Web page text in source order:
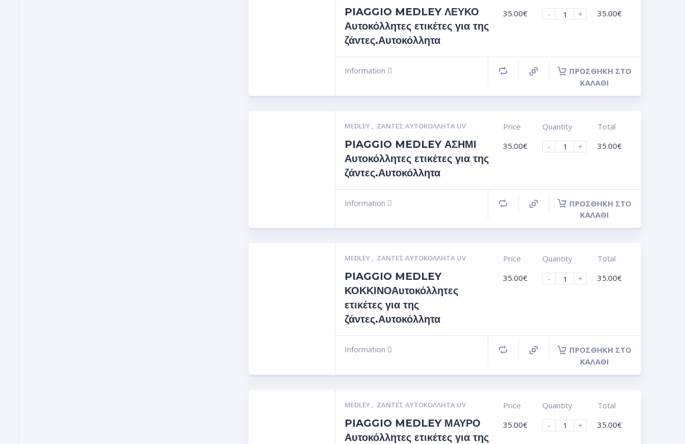
PIAGGIO MEDLEY ΛΕΥΚΟ
Αυτοκόλλητες ετικέτες για της
ζάντες.Αυτοκόλλητα
35.00€
-
+
35.00€
Information
ΠΡΟΣΘΉΚΗ ΣΤΟ
ΚΑΛΆΘΙ
MEDLEY , ΖΆΝΤΕΣ ΑΥΤΟΚΌΛΛΗΤΑ UV
PIAGGIO MEDLEY ΑΣΗΜΙ
Αυτοκόλλητες ετικέτες για της
ζάντες.Αυτοκόλλητα
Price
35.00€
Quantity
-
+
Total
35.00€
Information
ΠΡΟΣΘΉΚΗ ΣΤΟ
ΚΑΛΆΘΙ
MEDLEY , ΖΆΝΤΕΣ ΑΥΤΟΚΌΛΛΗΤΑ UV
PIAGGIO MEDLEY
ΚΟΚΚΙΝΟΑυτοκόλλητες
ετικέτες για της
ζάντες.Αυτοκόλλητα
Price
35.00€
Quantity
-
+
Total
35.00€
Information
ΠΡΟΣΘΉΚΗ ΣΤΟ
ΚΑΛΆΘΙ
MEDLEY , ΖΆΝΤΕΣ ΑΥΤΟΚΌΛΛΗΤΑ UV
PIAGGIO MEDLEY ΜΑΥΡΟ
Αυτοκόλλητες ετικέτες για της
Price
35.00€
Quantity
-
+
Total
35.00€